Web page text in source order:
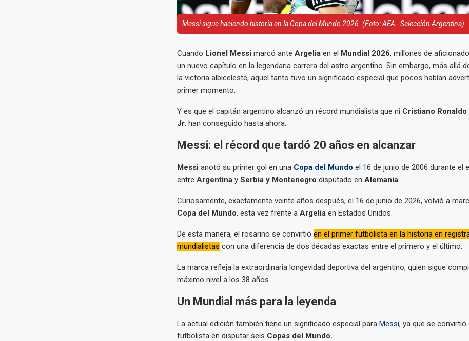
Messi sigue haciendo historia en la Copa del Mundo 2026. (Foto: AFA - Selección Argentina)
Cuando Lionel Messi marcó ante Argeliaen el Mundial 2026, millones de
un nuevo capítulo en la legendaria carrera del astro argentino. Sin embargo, más allá
la victoria albiceleste, aquel tanto tuvo un significado especial que pocos habían
primer momento.
Y es que el capitán argentino alcanzó un récord mundialista que ni Cristiano Ronaldo
Jr. han conseguido hasta ahora.
Messi: el récord que tardó 20 años en alcanzar
Messi anotó su primer gol en una Copa del Mundo el 16 de junio de 2006 durante el
entre Argentinay Serbia y Montenegro disputado en Alemania.
Curiosamente, exactamente veinte años después, el 16 de junio de 2026, volvió a
Copa del Mundo, esta vez frente a Argeliaen Estados Unidos.
De esta manera, el rosarino se convirtió en el primer futbolista en la historia en
mundialistas con una diferencia de dos décadas exactas entre el primero y el último.
La marca refleja la extraordinaria longevidad deportiva del argentino, quien sigue
máximo nivel a los 38 años.
Un Mundial más para la leyenda
La actual edición también tiene un significado especial paraMessi,ya que se convirtió
futbolista en disputar seis Copas del Mundo.